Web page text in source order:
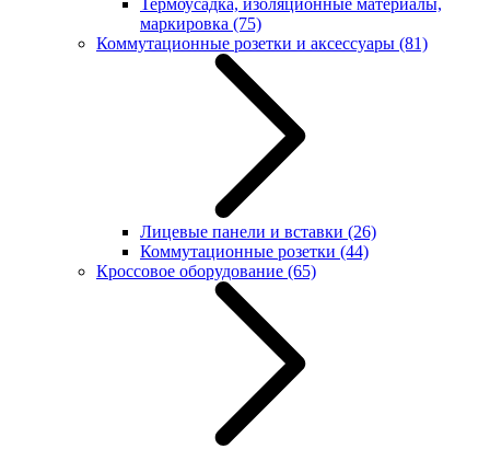
Термоусадка, изоляционные материалы,
маркировка (75)
Коммутационные розетки и аксессуары (81)
Лицевые панели и вставки (26)
Коммутационные розетки (44)
Кроссовое оборудование (65)